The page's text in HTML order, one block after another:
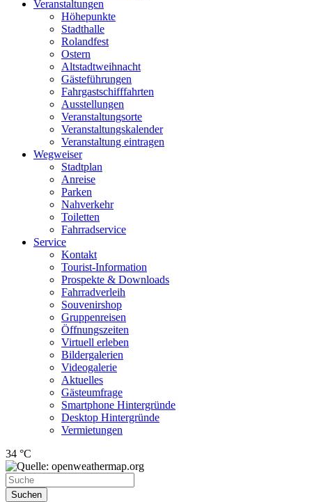
Veranstaltungen
Höhepunkte
Stadthalle
Rolandfest
Ostern
Altstadtweihnacht
Gästeführungen
Fahrgastschifffahrten
Ausstellungen
Veranstaltungsorte
Veranstaltungskalender
Veranstaltung eintragen
Wegweiser
Stadtplan
Anreise
Parken
Nahverkehr
Toiletten
Fahrradservice
Service
Kontakt
Tourist-Information
Prospekte & Downloads
Fahrradverleih
Souvenirshop
Gruppenreisen
Öffnungszeiten
Virtuell erleben
Bildergalerien
Videogalerie
Aktuelles
Gästeumfrage
Smartphone Hintergründe
Desktop Hintergründe
Vermietungen
34 °C
Suchen